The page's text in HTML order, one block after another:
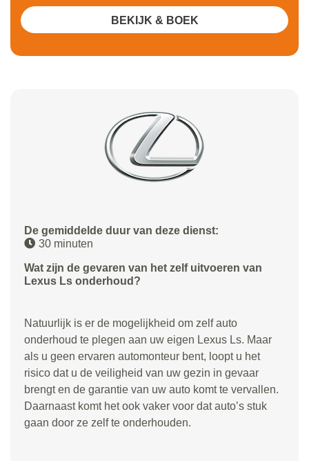
De gemiddelde duur van deze dienst:
30 minuten
Wat zijn de gevaren van het zelf uitvoeren van
Lexus Ls onderhoud?
Natuurlijk is er de mogelijkheid om zelf auto
onderhoud te plegen aan uw eigen Lexus Ls. Maar
als u geen ervaren automonteur bent, loopt u het
risico dat u de veiligheid van uw gezin in gevaar
brengt en de garantie van uw auto komt te vervallen.
Daarnaast komt het ook vaker voor dat auto’s stuk
gaan door ze zelf te onderhouden.
BEKIJK & BOEK